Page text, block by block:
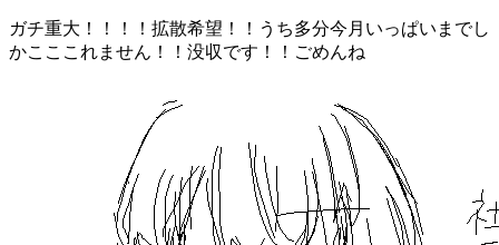
ガチ重大！！！！拡散希望！！うち多分今月いっぱいまでし
かこここれません！！没収です！！ごめんね